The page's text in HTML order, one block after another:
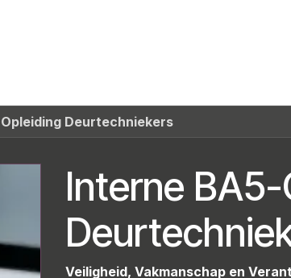
Deurtechniekers
Interne
Veiligheid, Vakmanschap en